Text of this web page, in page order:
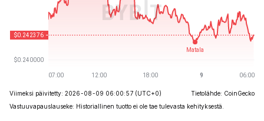
Viimeksi päivitetty: 2026-08-09 06:00:57 (UTC+0)
Tietolähde: CoinGecko
Vastuuvapauslauseke: Historiallinen tuotto ei ole tae tulevasta kehityksestä.